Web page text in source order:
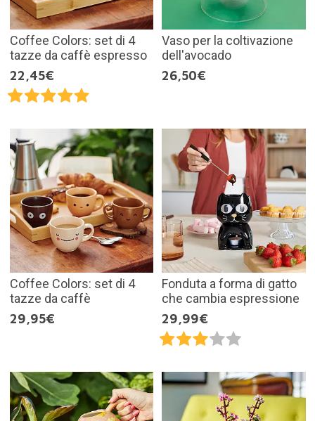
Coffee Colors: set di 4
tazze da caffè espresso
22,45€
Vaso per la coltivazione
dell'avocado
26,50€
Coffee Colors: set di 4
tazze da caffè
29,95€
Fonduta a forma di gatto
che cambia espressione
29,99€